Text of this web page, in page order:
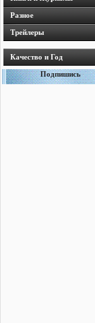
Разное
Трейлеры
Качество и Год
Подпишись